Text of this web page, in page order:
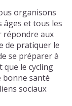
organisons
âges et tous les
répondre aux
de pratiquer le
se préparer à
le cycling
bonne santé
sociaux